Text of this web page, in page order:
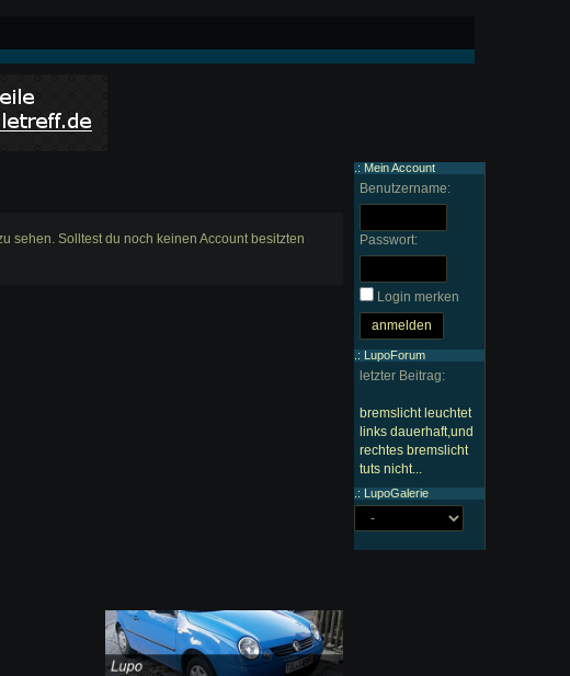
sehen. Solltest du noch keinen Account besitzten
.: Mein Account
Benutzername:
Passwort:
Login merken
.: LupoForum
letzter Beitrag:
bremslicht leuchtet
links dauerhaft,und
rechtes bremslicht
tuts nicht...
.: LupoGalerie